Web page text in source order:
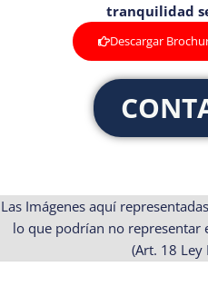
tranquilidad
Descargar
Las Imágenes aquí
lo que podrían no representar
(Art. 18 Ley